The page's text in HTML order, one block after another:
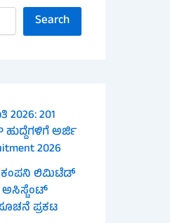
Search
2026: 201
ಹುದ್ದೆಗಳಿಗೆ ಅರ್ಜಿ
2026
ಕಂಪನಿ ಲಿಮಿಟೆಡ್
ಅಸಿಸ್ಟೆಂಟ್
ಪ್ರಕಟ